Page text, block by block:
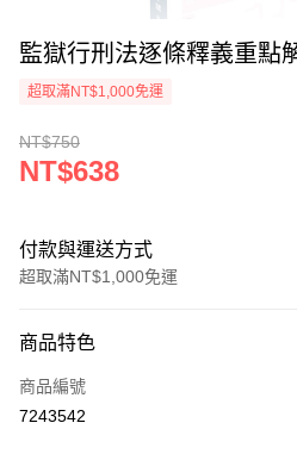
監獄行刑法逐條釋義重點
超取滿NT$1,000免運
NT$750
NT$638
付款與運送方式
超取滿NT$1,000免運
信用卡一次付款
超商取貨付款
商品特色
商品編號
7243542